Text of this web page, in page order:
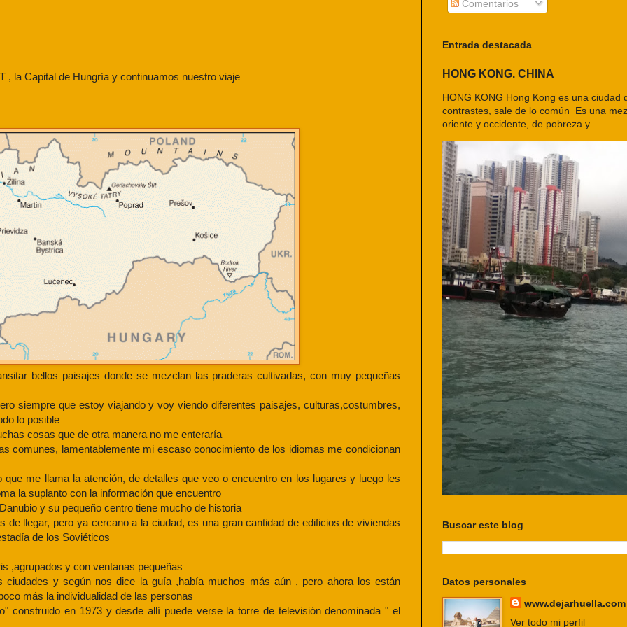
la Capital de Hungría y continuamos nuestro viaje
bellos paisajes donde se mezclan las praderas cultivadas, con muy pequeñas
siempre que estoy viajando y voy viendo diferentes paisajes, culturas,costumbres,
lo posible
cosas que de otra manera no me enteraría
comunes, lamentablemente mi escaso conocimiento de los idiomas me condicionan
me llama la atención, de detalles que veo o encuentro en los lugares y luego les
la suplanto con la información que encuentro
y su pequeño centro tiene mucho de historia
llegar, pero ya cercano a la ciudad, es una gran cantidad de edificios de viviendas
de los Soviéticos
,agrupados y con ventanas pequeñas
ciudades y según nos dice la guía ,había muchos más aún , pero ahora los están
más la individualidad de las personas
construido en 1973 y desde allí puede verse la torre de televisión denominada " el
Comentarios
Entrada destacada
HONG KONG. CHINA
HONG KONG Hong Kong es una ciudad
contrastes, sale de lo común Es una
oriente y occidente, de pobreza y ...
Buscar este blog
Datos personales
www.dejarhuella.com
Ver todo mi perfil